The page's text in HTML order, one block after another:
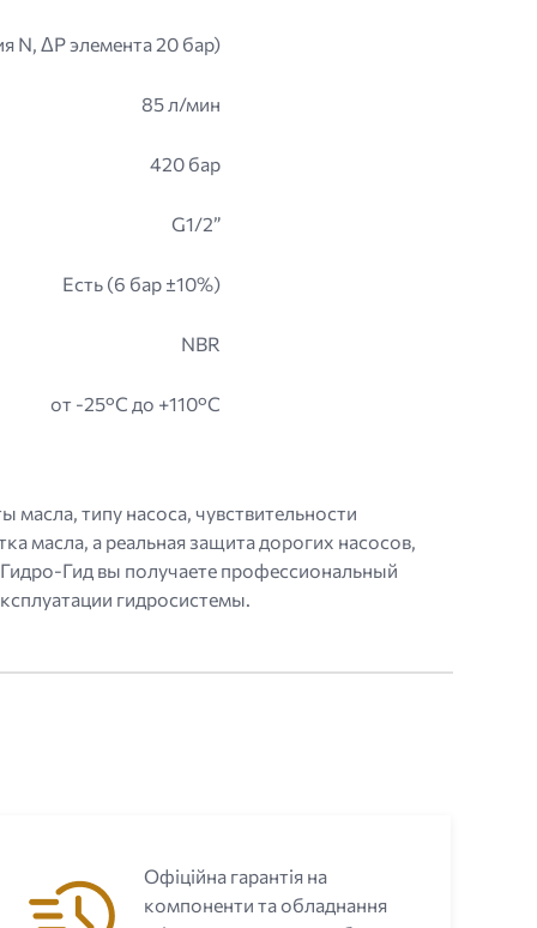
N, ΔP элемента 20 бар)
85 л/мин
420 бар
G1/2”
Есть (6 бар ±10%)
NBR
от -25°C до +110°C
типу насоса, чувствительности
масла, а реальная защита дорогих насосов,
Гид вы получаете профессиональный
гидросистемы.
Офіційна гарантія на
компоненти та обладнання